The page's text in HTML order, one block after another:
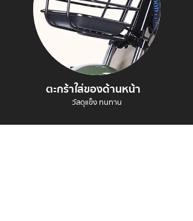
ตะกร้าใส่ของด้านหน้า
วัสดุแข็ง ทนทาน